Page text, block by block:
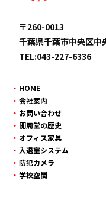
〒260-0013
千葉県千葉市中央区中
TEL:043-227-6336
HOME
会社案内
お問い合わせ
開周堂の歴史
オフィス家具
入退室システム
防犯カメラ
学校空間